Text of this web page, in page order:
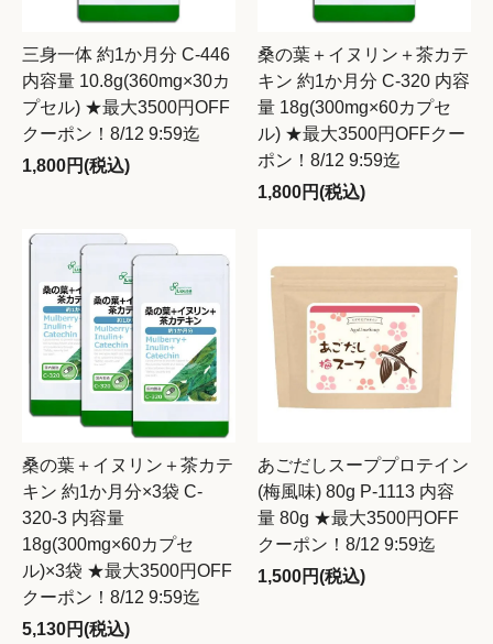
三身一体 約1か月分 C-446
内容量 10.8g(360mg×30カ
プセル) ★最大3500円OFF
クーポン！8/12 9:59迄
1,800円(税込)
桑の葉＋イヌリン＋茶カテ
キン 約1か月分 C-320 内容
量 18g(300mg×60カプセ
ル) ★最大3500円OFFクー
ポン！8/12 9:59迄
1,800円(税込)
桑の葉＋イヌリン＋茶カテ
キン 約1か月分×3袋 C-
320-3 内容量
18g(300mg×60カプセ
ル)×3袋 ★最大3500円OFF
クーポン！8/12 9:59迄
5,130円(税込)
あごだしスーププロテイン
(梅風味) 80g P-1113 内容
量 80g ★最大3500円OFF
クーポン！8/12 9:59迄
1,500円(税込)